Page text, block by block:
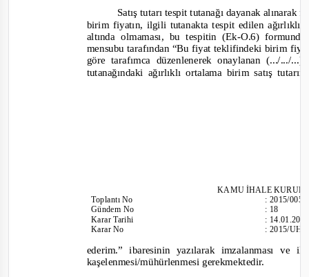
Satış tutarı tespit tutanağı dayanak
birim fiyatın, ilgili tutanakta tespit edilen ağırlıklı
altında olmaması, bu tespitin (Ek-O.6)
mensubu tarafından “Bu fiyat teklifindeki birim
göre tarafımca düzenlenerek onaylanan (.../
tutanağındaki ağırlıklı ortalama birim satış
KAMU İHALE
ToplantıNo
Gündem No
Karar Tarihi
Karar No
:2015/005
: 18
:
:2015/
ederim.” ibaresinin yazılarak imzalanması
kaşelenmesi/mühürlenmesi gerekmektedir.